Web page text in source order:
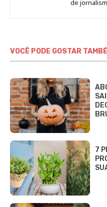
de
VOCÊ PODE GOSTAR
7